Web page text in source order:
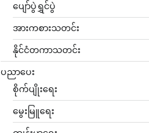
ပျော်ပွဲရွှင်ပွဲ
အားကစားသတင်း
နိုင်ငံတကာသတင်း
ပညာပေး
စိုက်ပျိုးရေး
မွေးမြူရေး